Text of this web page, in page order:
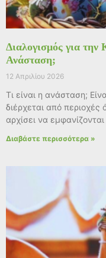
Διαλογισμός για
Ανάσταση;
12 Απριλίου 2026
Τι είναι η ανάσταση;
διέρχεται από
αρχίσει να
Διαβάστε περισσότερα »